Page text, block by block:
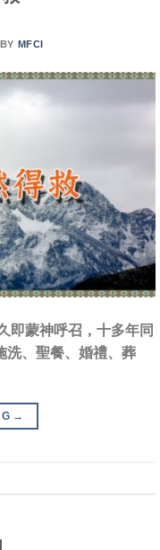
BY MFCI
即蒙神呼召，十多年同
洗、聖餐、婚禮、葬
→